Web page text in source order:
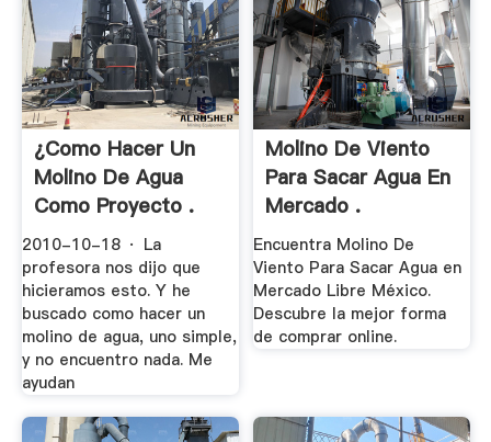
¿Como Hacer Un
Molino De Agua
Como Proyecto .
2010-10-18 · La
profesora nos dijo que
hicieramos esto. Y he
buscado como hacer un
molino de agua, uno simple,
y no encuentro nada. Me
ayudan
Molino De Viento
Para Sacar Agua En
Mercado .
Encuentra Molino De
Viento Para Sacar Agua en
Mercado Libre México.
Descubre la mejor forma
de comprar online.